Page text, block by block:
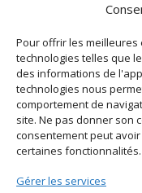
Pour offrir les
technologies telles que
des informations de
technologies nous
comportement de
site. Ne pas donner son
consentement peut
certaines fonctionnalités.
Gérer les services
© 2021 Mairie